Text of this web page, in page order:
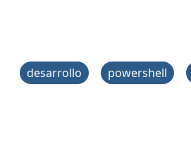
desarrollo powershell